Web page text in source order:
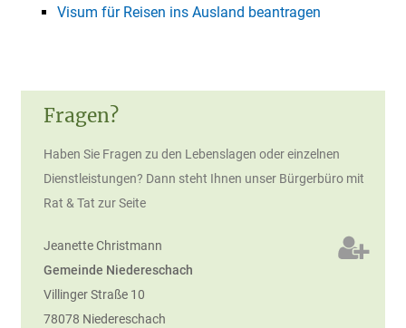
Fragen?
Haben Sie Fragen zu den Lebenslagen oder einzelnen
Dienstleistungen? Dann steht Ihnen unser Bürgerbüro mit
Rat & Tat zur Seite
JeanetteChristmann
Gemeinde Niedereschach
Villinger Straße 10
78078 Niedereschach
Visum für Reisen ins Ausland beantragen